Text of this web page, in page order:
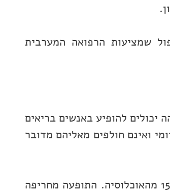
שמציעות הרפואה המערבית
להופיע באנשים בריאים
ואינם חולפים מאליהם מדובר
תופעת "צליל פנטום" אשר אינו נשמע באמת פוגעת ב-15% מהאוכלוסיה. התופעה מחריפה